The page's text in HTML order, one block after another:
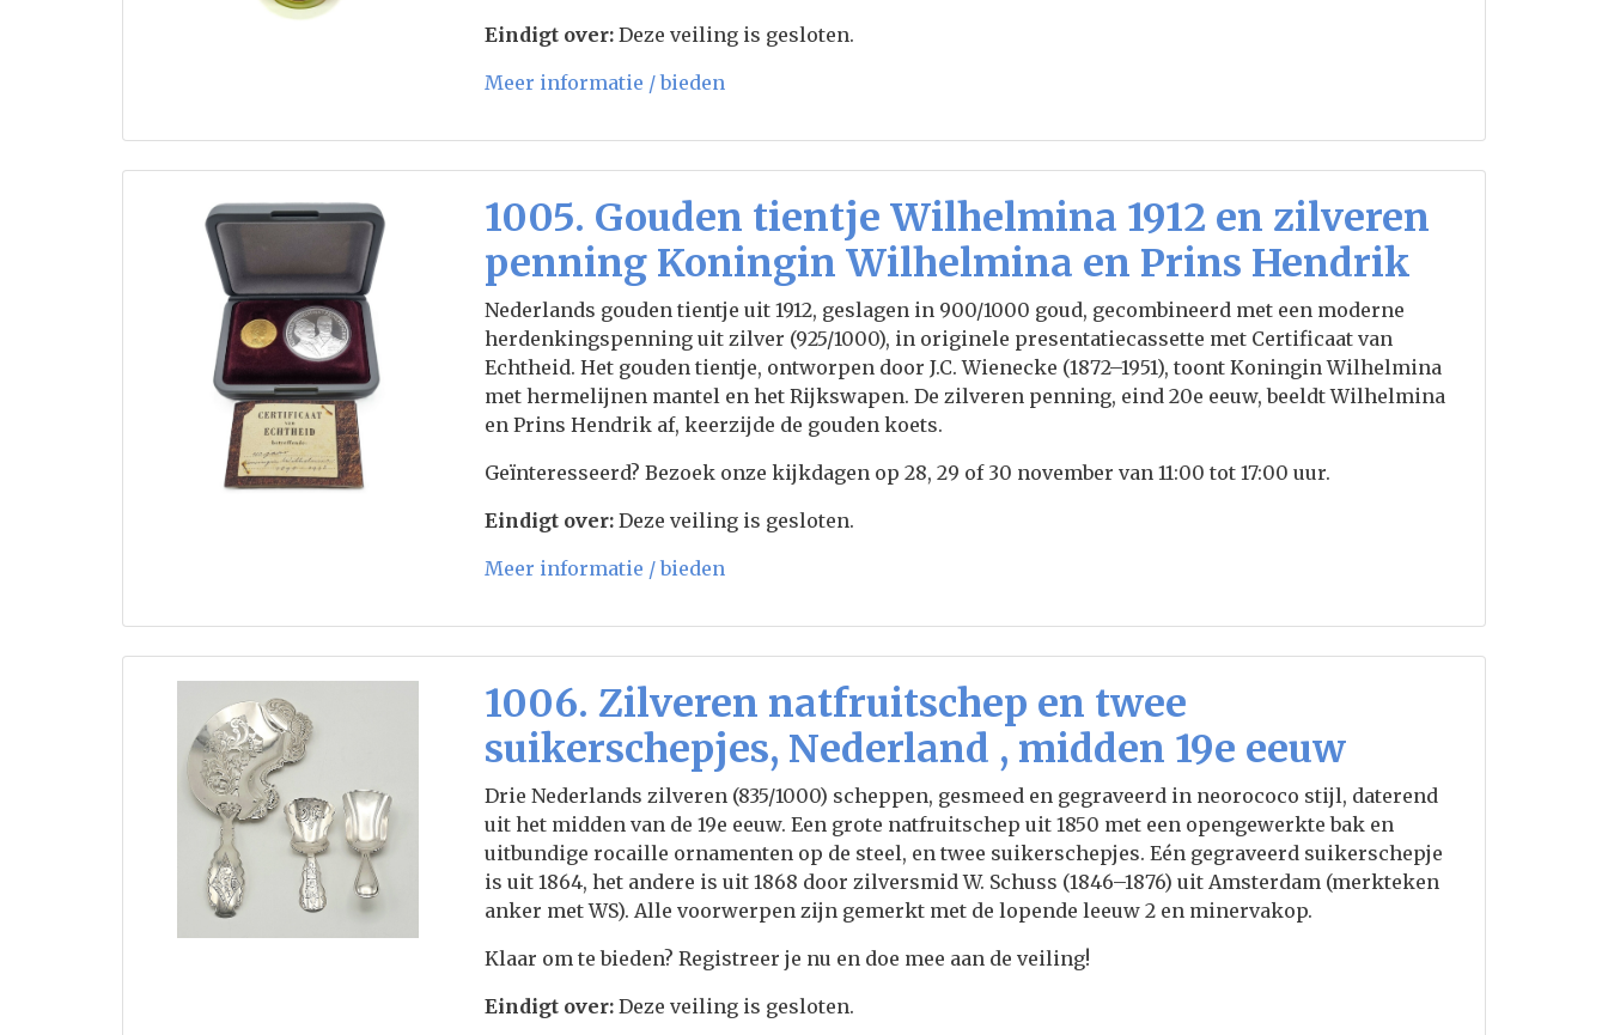
Eindigt over: Deze veiling is gesloten.
Meer informatie / bieden
1005. Gouden tientje Wilhelmina 1912 en zilveren
penning Koningin Wilhelmina en Prins Hendrik
Nederlands gouden tientje uit 1912, geslagen in 900/1000 goud, gecombineerd met een moderne
herdenkingspenning uit zilver (925/1000), in originele presentatiecassette met Certificaat van
Echtheid. Het gouden tientje, ontworpen door J.C. Wienecke (1872–1951), toont Koningin Wilhelmina
met hermelijnen mantel en het Rijkswapen. De zilveren penning, eind 20e eeuw, beeldt Wilhelmina
en Prins Hendrik af, keerzijde de gouden koets.
Geïnteresseerd? Bezoek onze kijkdagen op 28, 29 of 30 november van 11:00 tot 17:00 uur.
Eindigt over: Deze veiling is gesloten.
Meer informatie / bieden
1006. Zilveren natfruitschep en twee
suikerschepjes, Nederland , midden 19e eeuw
Drie Nederlands zilveren (835/1000) scheppen, gesmeed en gegraveerd in neorococo stijl, daterend
uit het midden van de 19e eeuw. Een grote natfruitschep uit 1850 met een opengewerkte bak en
uitbundige rocaille ornamenten op de steel, en twee suikerschepjes. Eén gegraveerd suikerschepje
is uit 1864, het andere is uit 1868 door zilversmid W. Schuss (1846–1876) uit Amsterdam (merkteken
anker met WS). Alle voorwerpen zijn gemerkt met de lopende leeuw 2 en minervakop.
Klaar om te bieden? Registreer je nu en doe mee aan de veiling!
Eindigt over: Deze veiling is gesloten.